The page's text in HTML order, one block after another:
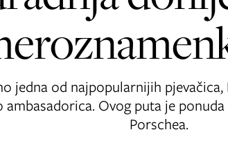
jedna od najpopularnijih
ambasadorica. Ovog puta je
Porschea.